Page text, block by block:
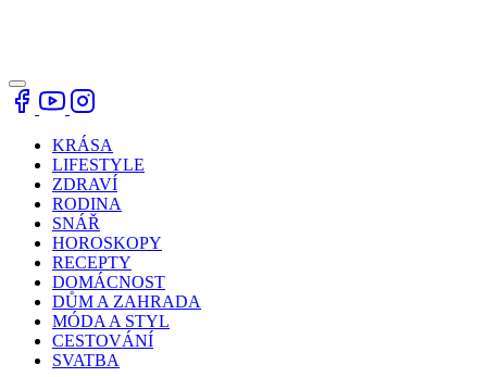
KRÁSA
LIFESTYLE
ZDRAVÍ
RODINA
SNÁŘ
HOROSKOPY
RECEPTY
DOMÁCNOST
DŮM A ZAHRADA
MÓDA A STYL
CESTOVÁNÍ
SVATBA